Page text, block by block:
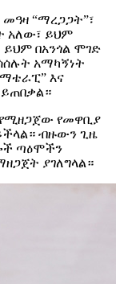
“ማረጋጋት”፣
አለው፣ ይህም
በአንጎል ሞገድ
አማካኝነት
እና
የመዋቢያ
ብዙውን ጊዜ
ጣዕሞችን
ያገለግላል።